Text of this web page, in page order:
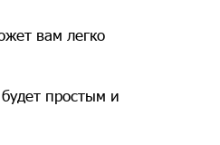
вам легко
простым и